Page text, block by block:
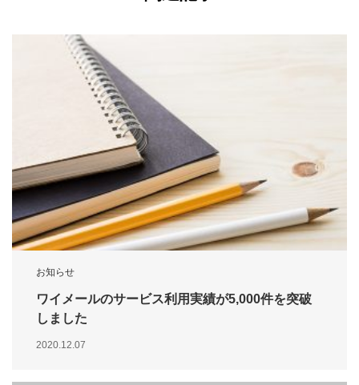
お知らせ
ワイメールのサービス利用実績が5,000件を突破
しました
2020.12.07